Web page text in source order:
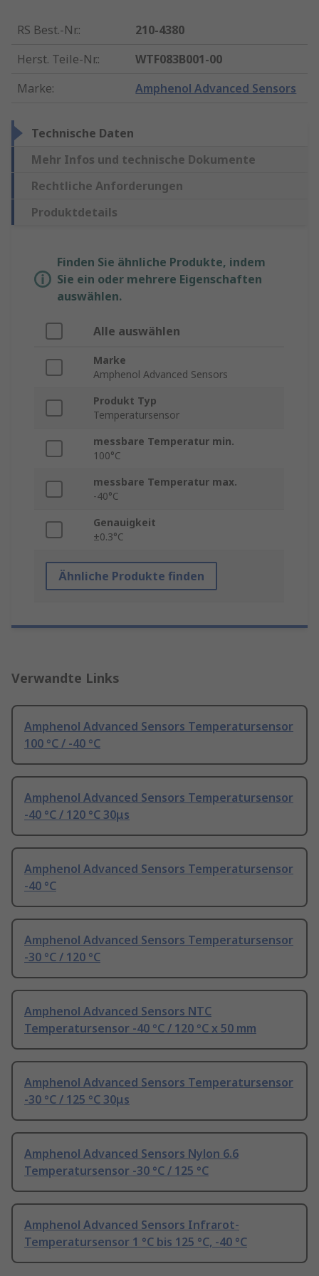
RS Best.-Nr.:
210-4380
Herst. Teile-Nr.:
WTF083B001-00
Marke: Amphenol Advanced Sensors
Technische Daten
Mehr Infos und technische Dokumente
Rechtliche Anforderungen
Produktdetails
Finden Sie ähnliche Produkte, indem
Sie ein oder mehrere Eigenschaften
auswählen.
Alle auswählen
Marke
Amphenol Advanced Sensors
Produkt Typ
Temperatursensor
messbare Temperatur min.
100°C
messbare Temperatur max.
-40°C
Genauigkeit
±0.3°C
Ähnliche Produkte finden
Verwandte Links
Amphenol Advanced Sensors Temperatursensor
100 °C / -40 °C
Amphenol Advanced Sensors Temperatursensor
-40 °C / 120 °C 30μs
Amphenol Advanced Sensors Temperatursensor
-40 °C
Amphenol Advanced Sensors Temperatursensor
-30 °C / 120 °C
Amphenol Advanced Sensors NTC
Temperatursensor -40 °C / 120 °C x 50 mm
Amphenol Advanced Sensors Temperatursensor
-30 °C / 125 °C 30μs
Amphenol Advanced Sensors Nylon 6.6
Temperatursensor -30 °C / 125 °C
Amphenol Advanced Sensors Infrarot-
Temperatursensor 1 °C bis 125 °C, -40 °C